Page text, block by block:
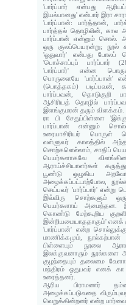
'பார்ப்பார் என்பது
இயல்பானது' என்பார் இரா
'பார்ப்பான்: பார்த்தான்,
பார்த்தல் தொழிலின், கால
பார்ப்பான் என்னும் சொல்.
ஒரு குலப்பெயரன்று; நூல்
'ஓதுவார்' என்பது போலப்
'பொச்சாப்புப் பார்ப்பார்
'பார்ப்பார்' என்ன
பொருளையே 'பார்ப்பான்'
(பொத்தகம்) படிப்பவன்,
பார்ப்பவன், தொடுகுறி
ஆசிரியத் தொழில்
இளங்குமரன் தரும் விளக்கம்.
ரா பி சேதுப்பிள்ளை
பார்ப்பான் என்னும்
உரையாசிரியர்
வள்ளுவர் காலத்தில்
சொற்களெல்லாம், சாதிப்
பெயர்களாகவே
ஆராய்ச்சியாளர்கள்
பூண்டு ஒழுகிய
அழைக்கப்பட்டாற்போல,
செய்பவர் 'பார்ப்பார்' என்று
இவ்விரு சொற்களும்
பெயர்களாய் அமைந்தன.
கொண்டு மேற்கூறிய
இன்றியமையாததாகும்' எனக்
'பார்ப்பான்' என்ற
மாணிக்கமும், நூல்கற்பான்
பிள்ளையும் நூலை
இலக்குவனாரும் நூல்களை
குழந்தையும் தலைமை
மந்திரம் ஓதுபவர் எனக் கா
உரைத்தனர்.
ஆரிய பிராமணர்
அழைக்கப்படுவதை
வெறுக்கின்றனர் என்ற